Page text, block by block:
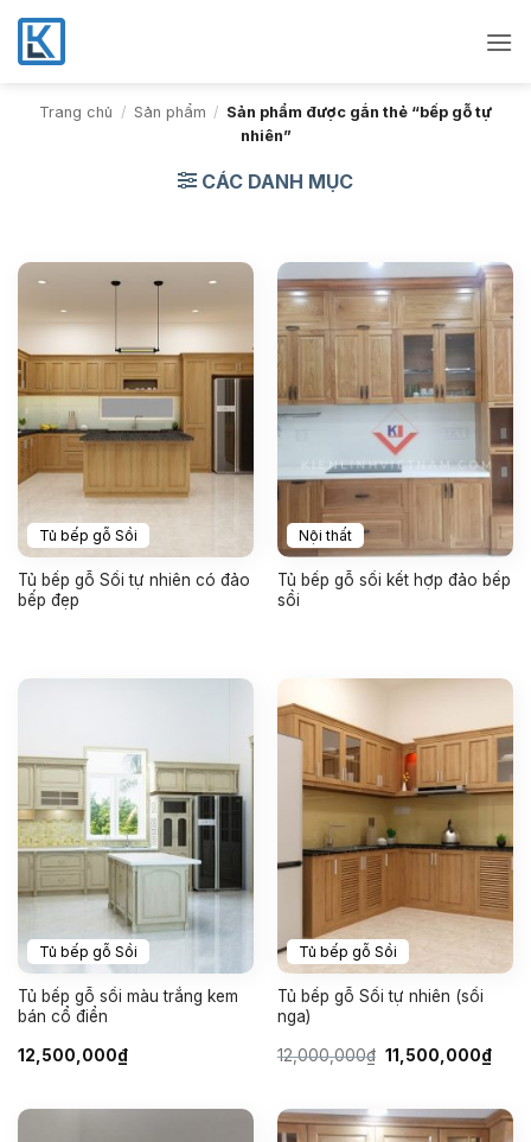
Bỏ
qua
nội
dungTrang chủ / Sản phẩm / Sản phẩm được gắn thẻ “bếp gỗ tự
nhiên”
CÁC DANH MỤC
Tủ bếp gỗ Sồi
Tủ bếp gỗ Sồi tự nhiên có đảo
bếp đẹp
Nội thất
Tủ bếp gỗ sồi kết hợp đảo bếp
sồi
Tủ bếp gỗ Sồi
Tủ bếp gỗ sồi màu trắng kem
bán cổ điển
12,500,000₫
Tủ bếp gỗ Sồi
Tủ bếp gỗ Sồi tự nhiên (sồi
nga)
12,000,000₫ Giá
gốc
11,500,000₫Giá
hiện